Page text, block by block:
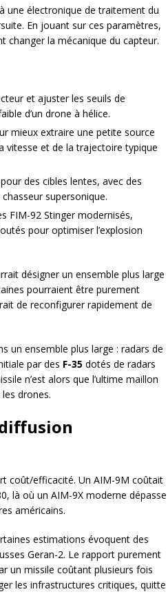
une électronique de traitement du
En jouant sur ces paramètres,
changer la mécanique du capteur.
et ajuster les seuils de
d’un drone à hélice.
mieux extraire une petite source
vitesse et de la trajectoire typique
des cibles lentes, avec des
supersonique.
FIM-92 Stinger modernisés,
pour optimiser l’explosion
désigner un ensemble plus large
pourraient être purement
de reconfigurer rapidement de
un ensemble plus large : radars de
par des F-35 dotés de radars
n’est alors que l’ultime maillon
drones.
coût/efficacité. Un AIM-9M coûtait
là où un AIM-9X moderne dépasse
américains.
estimations évoquent des
Geran-2. Le rapport purement
un missile coûtant plusieurs fois
les infrastructures critiques, quitte